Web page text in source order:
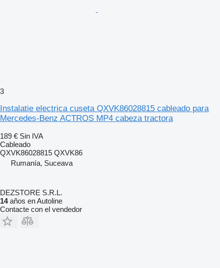
3
Instalatie electrica cuseta QXVK86028815 cableado para
Mercedes-Benz ACTROS MP4 cabeza tractora
189 € Sin IVA
Cableado
QXVK86028815 QXVK86
Rumanía, Suceava
DEZSTORE S.R.L.
14años en Autoline
Contacte con el vendedor